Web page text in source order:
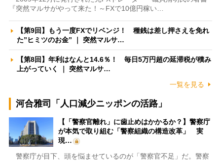
『突然マルサがやって来た！～FXで10億円稼い…
【第9回】もう一度FXでリベンジ！ 種銭は差し押さえを免れ
た”ヒミツのお金” ｜ 突然マルサ…
【第8回】年利はなんと14.6％！ 毎日5万円超の延滞税が積み
上がっていく ｜ 突然マルサ…
一覧を見る
河合雅司「人口減少ニッポンの活路」
【「警察官離れ」に歯止めはかかるか？】警察庁
が本気で取り組む「警察組織の構造改革」 実
現…
警察庁が目下、頭を悩ませているのが「警察官不足」だ。警察